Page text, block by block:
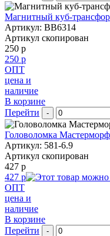
Магнитный куб-
Артикул: BB6314
Артикул скопирован
250 р
250 р
ОПТ
цена и
наличие
В корзине
Перейти
-
Головоломка
Артикул: 581-6.9
Артикул скопирован
427 р
427 р
ОПТ
цена и
наличие
В корзине
Перейти
-